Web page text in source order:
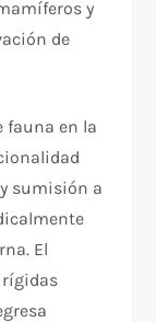
y
de
fauna en la
sumisión a
El